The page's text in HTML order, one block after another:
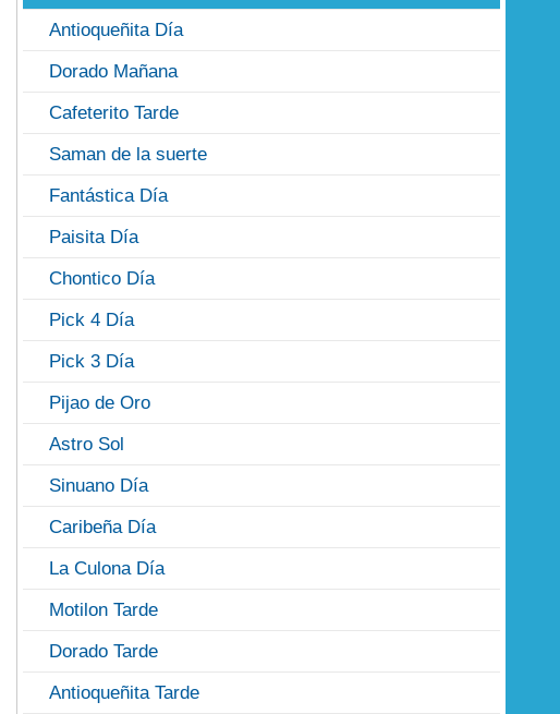
Antioqueñita Día
Dorado Mañana
Cafeterito Tarde
Saman de la suerte
Fantástica Día
Paisita Día
Chontico Día
Pick 4 Día
Pick 3 Día
Pijao de Oro
Astro Sol
Sinuano Día
Caribeña Día
La Culona Día
Motilon Tarde
Dorado Tarde
Antioqueñita Tarde